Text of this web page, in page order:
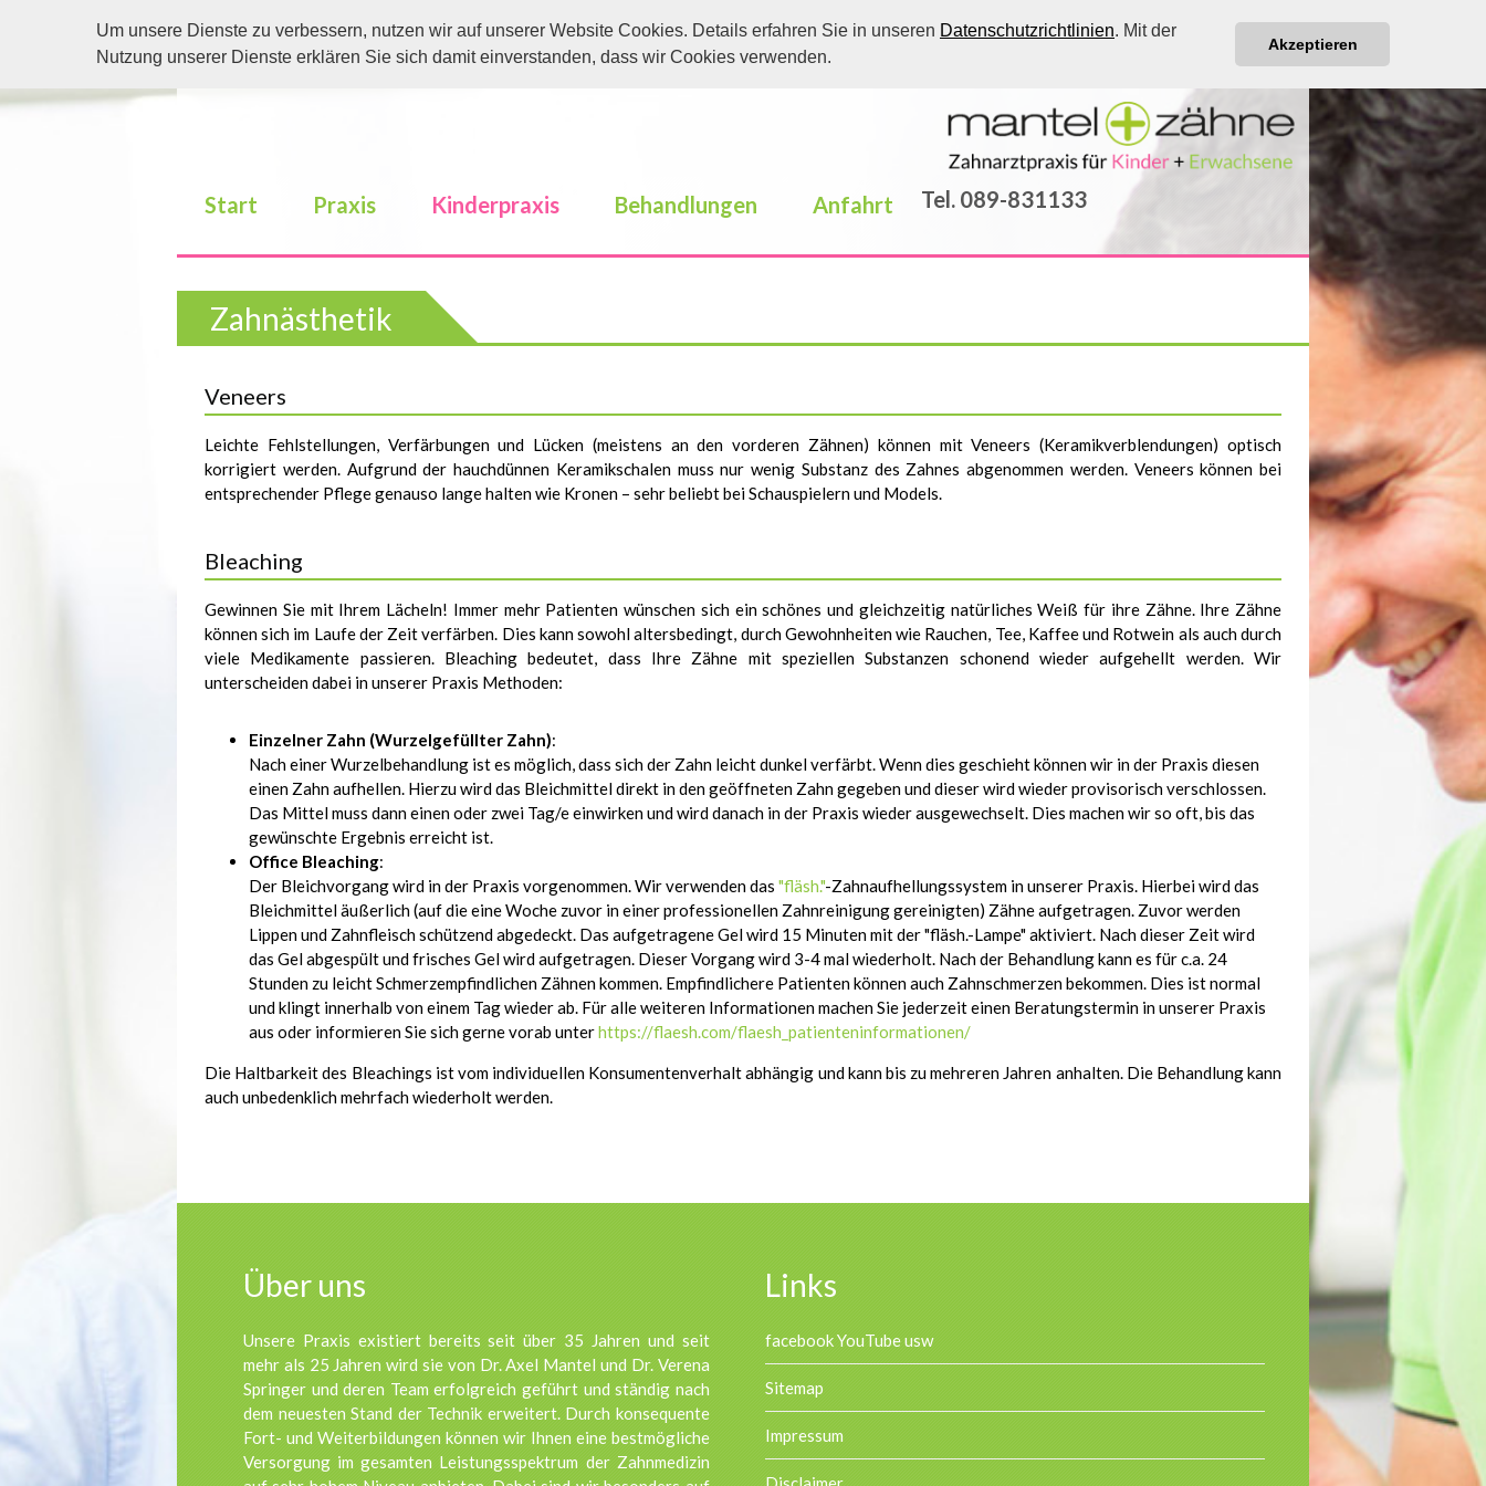
Um unsere Dienste zu verbessern, nutzen wir auf unserer Website Cookies. Details erfahren Sie in unseren Datenschutzrichtlinien. Mit der
Nutzung unserer Dienste erklären Sie sich damit einverstanden, dass wir Cookies verwenden.
Akzeptieren
Start Praxis Kinderpraxis Behandlungen Anfahrt Tel. 089-831133
Zahnästhetik
Veneers
Leichte Fehlstellungen, Verfärbungen und Lücken (meistens an den vorderen Zähnen) können mit Veneers (Keramikverblendungen) optisch
korrigiert werden. Aufgrund der hauchdünnen Keramikschalen muss nur wenig Substanz des Zahnes abgenommen werden. Veneers können bei
entsprechender Pflege genauso lange halten wie Kronen – sehr beliebt bei Schauspielern und Models.
Bleaching
Gewinnen Sie mit Ihrem Lächeln! Immer mehr Patienten wünschen sich ein schönes und gleichzeitig natürliches Weiß für ihre Zähne. Ihre Zähne
können sich im Laufe der Zeit verfärben. Dies kann sowohl altersbedingt, durch Gewohnheiten wie Rauchen, Tee, Kaffee und Rotwein als auch durch
viele Medikamente passieren. Bleaching bedeutet, dass Ihre Zähne mit speziellen Substanzen schonend wieder aufgehellt werden. Wir
unterscheiden dabei in unserer Praxis Methoden:
Einzelner Zahn (Wurzelgefüllter Zahn):
Nach einer Wurzelbehandlung ist es möglich, dass sich der Zahn leicht dunkel verfärbt. Wenn dies geschieht können wir in der Praxis diesen
einen Zahn aufhellen. Hierzu wird das Bleichmittel direkt in den geöffneten Zahn gegeben und dieser wird wieder provisorisch verschlossen.
Das Mittel muss dann einen oder zwei Tag/e einwirken und wird danach in der Praxis wieder ausgewechselt. Dies machen wir so oft, bis das
gewünschte Ergebnis erreicht ist.
Office Bleaching:
Der Bleichvorgang wird in der Praxis vorgenommen. Wir verwenden das "fläsh."-Zahnaufhellungssystem in unserer Praxis. Hierbei wird das
Bleichmittel äußerlich (auf die eine Woche zuvor in einer professionellen Zahnreinigung gereinigten) Zähne aufgetragen. Zuvor werden
Lippen und Zahnfleisch schützend abgedeckt. Das aufgetragene Gel wird 15 Minuten mit der "fläsh.-Lampe" aktiviert. Nach dieser Zeit wird
das Gel abgespült und frisches Gel wird aufgetragen. Dieser Vorgang wird 3-4 mal wiederholt. Nach der Behandlung kann es für c.a. 24
Stunden zu leicht Schmerzempfindlichen Zähnen kommen. Empfindlichere Patienten können auch Zahnschmerzen bekommen. Dies ist normal
und klingt innerhalb von einem Tag wieder ab. Für alle weiteren Informationen machen Sie jederzeit einen Beratungstermin in unserer Praxis
aus oder informieren Sie sich gerne vorab unterhttps://flaesh.com/flaesh_patienteninformationen/
Die Haltbarkeit des Bleachings ist vom individuellen Konsumentenverhalt abhängig und kann bis zu mehreren Jahren anhalten. Die Behandlung kann
auch unbedenklich mehrfach wiederholt werden.
Über uns
Unsere Praxis existiert bereits seit über 35 Jahren und seit
mehr als 25 Jahren wird sie von Dr. Axel Mantel und Dr. Verena
Springer und deren Team erfolgreich geführt und ständig nach
dem neuesten Stand der Technik erweitert. Durch konsequente
Fort- und Weiterbildungen können wir Ihnen eine bestmögliche
Versorgung im gesamten Leistungsspektrum der Zahnmedizin
Links
facebook YouTube usw
Sitemap
Impressum